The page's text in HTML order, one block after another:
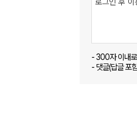
- 300자 이내
- 댓글(답글 포